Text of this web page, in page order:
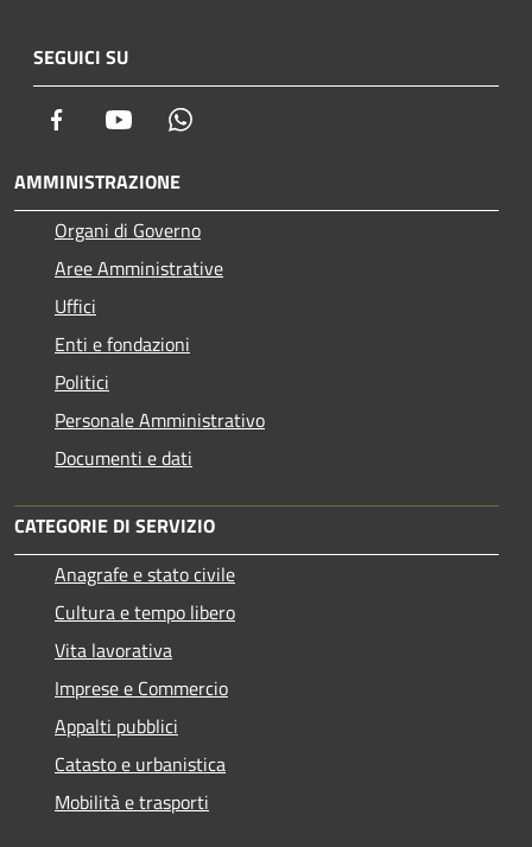
SEGUICI SU
Facebook Youtube
AMMINISTRAZIONE
Organi di Governo
Aree Amministrative
Uffici
Enti e fondazioni
Politici
Personale Amministrativo
Documenti e dati
CATEGORIE DI SERVIZIO
Anagrafe e stato civile
Cultura e tempo libero
Vita lavorativa
Imprese e Commercio
Appalti pubblici
Catasto e urbanistica
Mobilità e trasporti